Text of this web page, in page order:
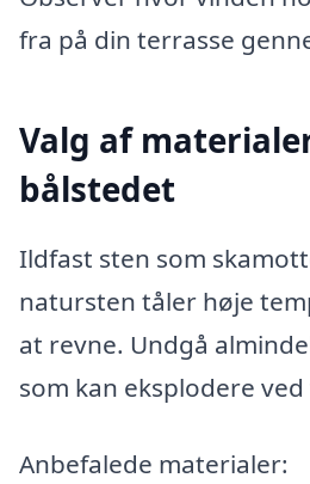
fra på din terrasse
Valg af
bålstedet
Ildfast sten som
natursten tåler høje
at revne. Undgå
som kan eksplodere
Anbefalede materialer: